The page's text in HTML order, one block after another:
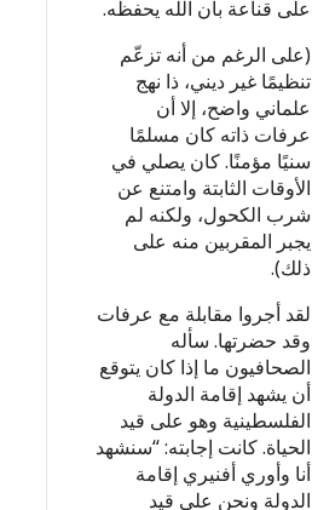
على قناعة بأن الله يحفظه.
(على الرغم من أنه تزعّم
تنظيمًا غير ديني، ذا نهج
علماني واضح، إلا أن
عرفات ذاته كان مسلمًا
سنيًا مؤمنًا. كان يصلي في
الأوقات الثابتة وامتنع عن
شرب الكحول، ولكنه لم
يجبر المقربين منه على
ذلك).
لقد أجروا مقابلة مع عرفات
وقد حضرتها. سأله
الصحافيون ما إذا كان يتوقع
أن يشهد إقامة الدولة
الفلسطينية وهو على قيد
الحياة. كانت إجابته: “سنشهد
أنا وأوري أفنيري إقامة
الدولة ونحن على قيد